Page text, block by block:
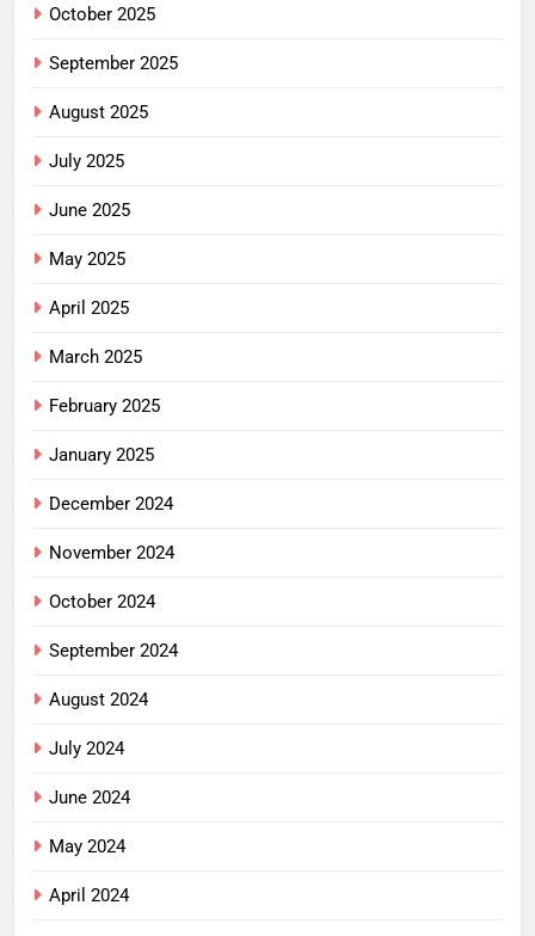
October 2025
September 2025
August 2025
July 2025
June 2025
May 2025
April 2025
March 2025
February 2025
January 2025
December 2024
November 2024
October 2024
September 2024
August 2024
July 2024
June 2024
May 2024
April 2024